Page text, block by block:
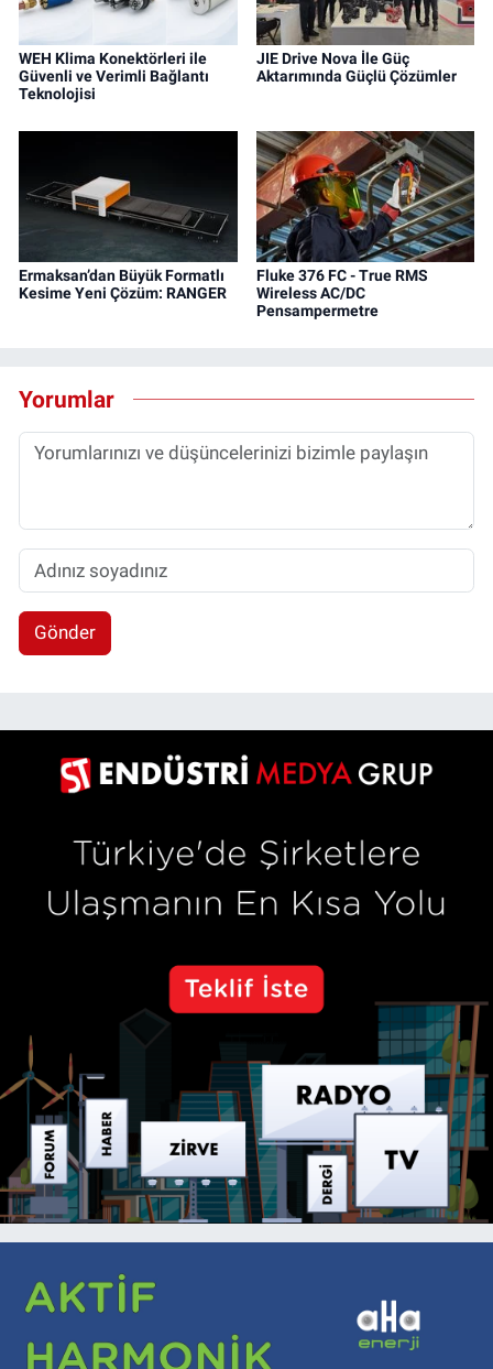
WEH Klima Konektörleri ile
Güvenli ve Verimli Bağlantı
Teknolojisi
JIE Drive Nova İle Güç
Aktarımında Güçlü Çözümler
Ermaksan’dan Büyük Formatlı
Kesime Yeni Çözüm: RANGER
Fluke 376 FC - True RMS
Wireless AC/DC
Pensampermetre
Yorumlar
Gönder